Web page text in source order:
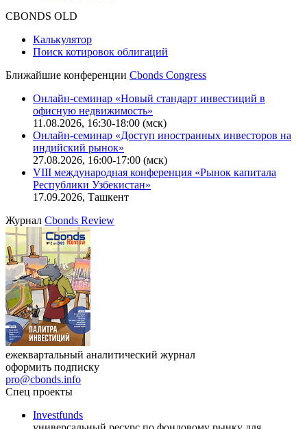
CBONDS OLD
Калькулятор
Поиск котировок облигаций
Ближайшие конференции Cbonds Congress
Онлайн-семинар «Новый стандарт инвестиций в
офисную недвижимость»
11.08.2026, 16:30-18:00 (мск)
Онлайн-семинар «Доступ иностранных инвесторов на
индийский рынок»
27.08.2026, 16:00-17:00 (мск)
VIII международная конференция «Рынок капитала
Республики Узбекистан»
17.09.2026, Ташкент
Журнал Cbonds Review
ежеквартальный аналитический журнал
оформить подписку
pro@cbonds.info
Спец проекты
Investfunds